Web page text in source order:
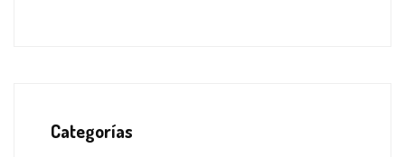
Categorías